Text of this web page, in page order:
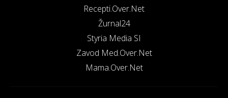
Recepti.Over.Net
Žurnal24
Styria Media SI
Zavod Med.Over.Net
Mama.Over.Net